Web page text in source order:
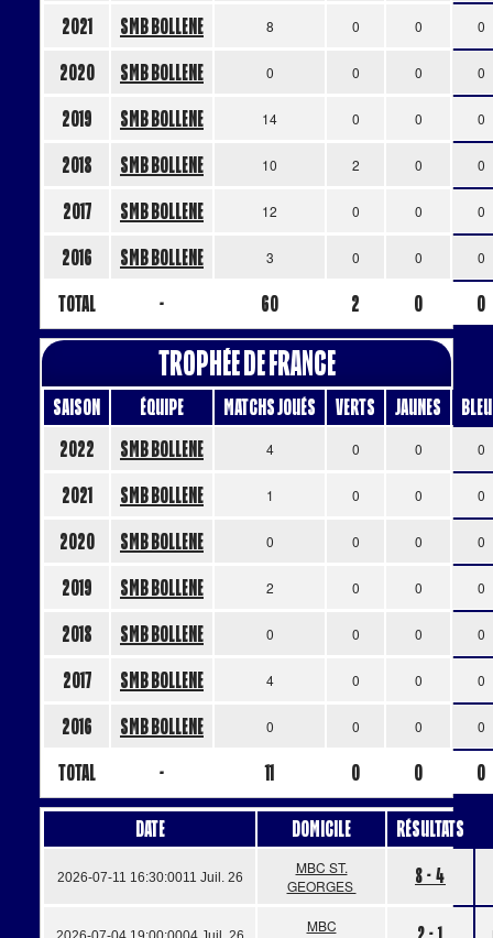
2021 SMB BOLLENE 8 0 0 0
2020 SMB BOLLENE 0 0 0 0
2019 SMB BOLLENE 14 0 0 0
2018 SMB BOLLENE 10 2 0 0
2017 SMB BOLLENE 12 0 0 0
2016 SMB BOLLENE 3 0 0 0
Total - 60 2 0 0
Trophée de France
Saison Équipe Matchs Joués Verts Jaunes
2022
SMB BOLLENE 4 0 0 0
2021 SMB BOLLENE 1 0 0 0
2020 SMB BOLLENE 0 0 0 0
2019 SMB BOLLENE 2 0 0 0
2018 SMB BOLLENE 0 0 0 0
2017 SMB BOLLENE 4 0 0 0
2016 SMB BOLLENE 0 0 0 0
Total - 11 0 0 0
Date Domicile Résultats
2026-07-11 16:30:0011 Juil. 26
MBC ST.
GEORGES
8 - 4
MBC